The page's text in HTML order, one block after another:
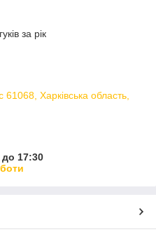
за рік
61068, Харківська область,
до 17:30